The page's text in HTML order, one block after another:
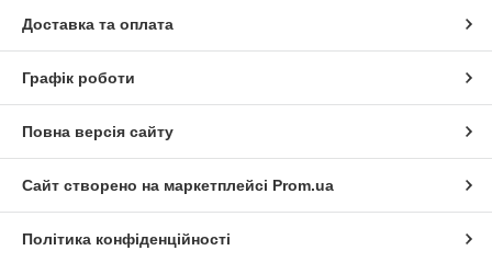
Доставка та оплата
Графік роботи
Повна версія сайту
Сайт створено на маркетплейсі Prom.ua
Політика конфіденційності